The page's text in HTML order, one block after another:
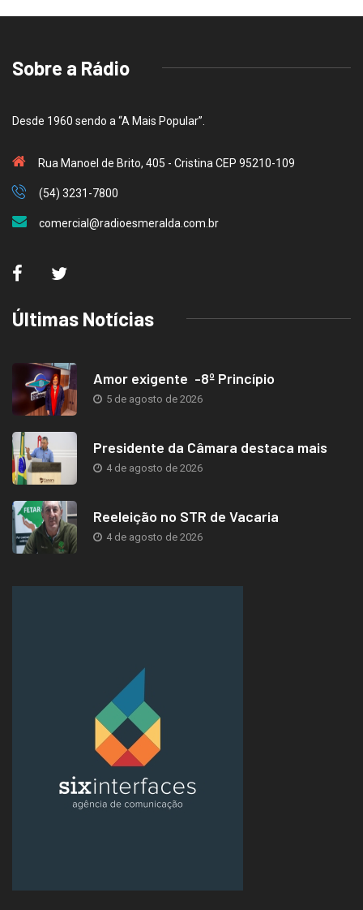
Sobre a Rádio
Desde 1960 sendo a “A Mais Popular”.
Rua Manoel de Brito, 405 - Cristina CEP 95210-109
(54) 3231-7800
comercial@radioesmeralda.com.br
Últimas Notícias
Amor exigente -8º Princípio
5 de agosto de 2026
Presidente da Câmara destaca mais
4 de agosto de 2026
Reeleição no STR de Vacaria
4 de agosto de 2026